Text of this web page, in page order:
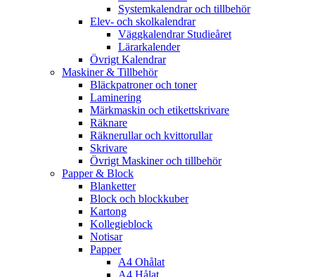
Systemkalendrar och tillbehör
Elev- och skolkalendrar
Väggkalendrar Studieåret
Lärarkalender
Övrigt Kalendrar
Maskiner & Tillbehör
Bläckpatroner och toner
Laminering
Märkmaskin och etikettskrivare
Räknare
Räknerullar och kvittorullar
Skrivare
Övrigt Maskiner och tillbehör
Papper & Block
Blanketter
Block och blockkuber
Kartong
Kollegieblock
Notisar
Papper
A4 Ohålat
A4 Hålat